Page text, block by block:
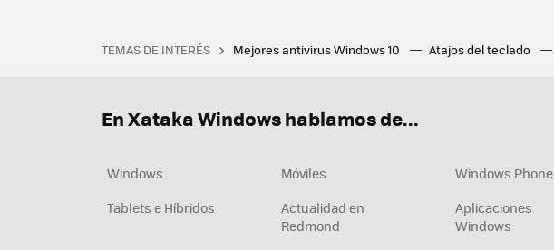
TEMAS DE INTERÉS Mejores antivirus Windows 10 Atajos del teclado
En Xataka Windows hablamos de...
Windows Móviles
Windows Phone
Tablets e Híbridos
Actualidad en
Redmond
Aplicaciones
Windows